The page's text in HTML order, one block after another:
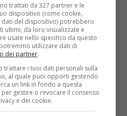
il nuovo taglio super
2021
trattati da 327 partner e le
dispositivo (come cookie,
del dispositivo) potrebbero
ultimi, da loro visualizzate e
usate nello specifico da questo
utilizzare dati di
dei partner.
i tuoi dati personali sulla
al quale puoi opporti gestendo
un link in fondo a questa
gestire o revocare il consenso
e dei cookie.